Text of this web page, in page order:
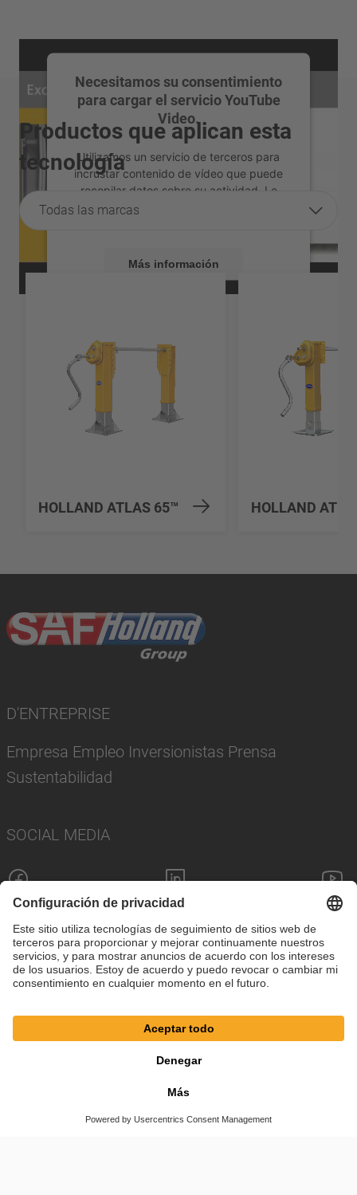
Necesitamos su consentimiento
para cargar el servicio YouTube
Video.
Utilizamos un servicio de terceros para
incrustar contenido de vídeo que puede
recopilar datos sobre su actividad. Le
rogamos que revise los detalles y acepte
Más información
Management Platform
Productos que aplican esta
tecnología
Todas las marcas
HOLLAND ATLAS 65™ HOLLAND
D'ENTREPRISE
Empresa Empleo Inversionistas Prensa
Sustentabilidad
SOCIAL MEDIA
© SAF-HOLLAND SE
Configuración de cookies
Términos y condiciones